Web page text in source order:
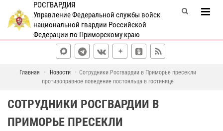
РОСГВАРДИЯ
Управление Федеральной службы войск
национальной гвардии Российской
Федерации по Приморскому краю
Главная Новости
Сотрудники Росгвардии в Приморье пресекли
противоправное поведение постояльца в гостинице
СОТРУДНИКИ РОСГВАРДИИ В
ПРИМОРЬЕ ПРЕСЕКЛИ